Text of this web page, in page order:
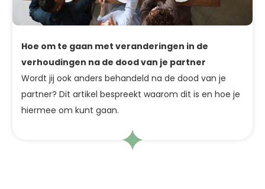
Hoe om te gaan met veranderingen in de
verhoudingen na de dood van je partner
Wordt jij ook anders behandeld na de dood van je
partner? Dit artikel bespreekt waarom dit is en hoe je
hiermee om kunt gaan.